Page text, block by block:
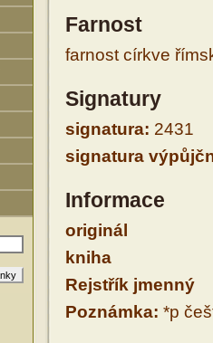
Farnost
farnost církve
Signatury
signatura: 2431
signatura
Informace
originál
kniha
Rejstřík jmenný
Poznámka: *p